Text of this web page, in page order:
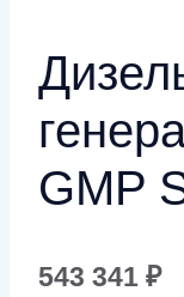
GMP
543 341 ₽